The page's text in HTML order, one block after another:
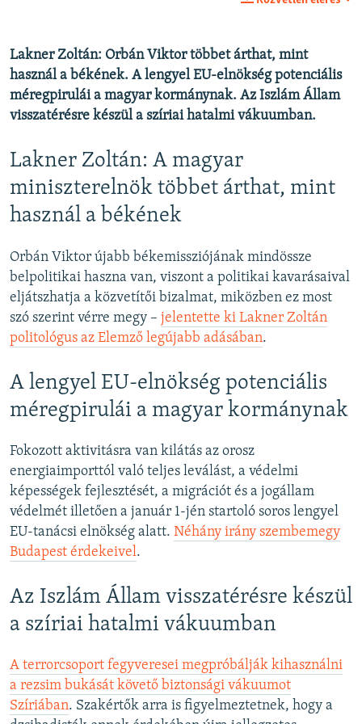
Lakner Zoltán: Orbán Viktor többet árthat, mint
használ a békének. A lengyel EU-elnökség potenciális
méregpirulái a magyar kormánynak. Az Iszlám Állam
visszatérésre készül a szíriai hatalmi vákuumban.
Lakner Zoltán: A magyar
miniszterelnök többet árthat, mint
használ a békének
Orbán Viktor újabb békemissziójának mindössze
belpolitikai haszna van, viszont a politikai kavarásaival
eljátszhatja a közvetítői bizalmat, miközben ez most
szó szerint vérre megy – jelentette ki Lakner Zoltán
politológus az Elemző legújabb adásában.
A lengyel EU-elnökség potenciális
méregpirulái a magyar kormánynak
Fokozott aktivitásra van kilátás az orosz
energiaimporttól való teljes leválást, a védelmi
képességek fejlesztését, a migrációt és a jogállam
védelmét illetően a január 1-jén startoló soros lengyel
EU-tanácsi elnökség alatt. Néhány irány szembemegy
Budapest érdekeivel.
Az Iszlám Állam visszatérésre készül
a szíriai hatalmi vákuumban
A terrorcsoport fegyveresei megpróbálják kihasználni
a rezsim bukását követő biztonsági vákuumot
Szíriában. Szakértők arra is figyelmeztetnek, hogy a